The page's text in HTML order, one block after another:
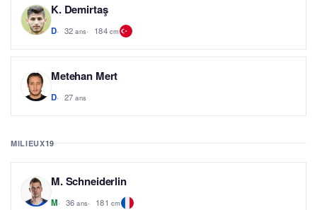
K. Demirtaş
D 32 ans 184 cm
Metehan Mert
D 27 ans
MILIEUX19
M. Schneiderlin
M 36 ans 181 cm